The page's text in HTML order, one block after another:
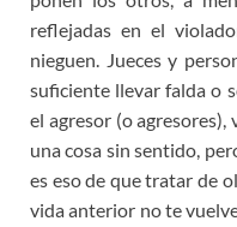
reflejadas en el
nieguen. Jueces y
suficiente llevar falda o
el agresor (o
una cosa sin sentido,
es eso de que tratar de
vida anterior no te